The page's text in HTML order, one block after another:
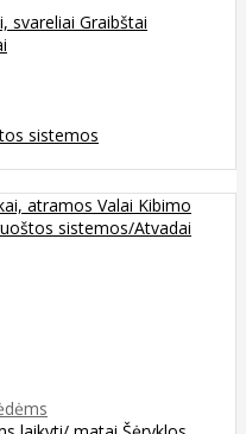
svareliai Graibštai
sistemos
atramos Valai Kibimo
sistemos/Atvadai